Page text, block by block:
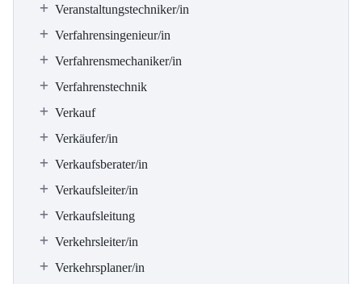
Veranstaltungstechniker/in
Verfahrensingenieur/in
Verfahrensmechaniker/in
Verfahrenstechnik
Verkauf
Verkäufer/in
Verkaufsberater/in
Verkaufsleiter/in
Verkaufsleitung
Verkehrsleiter/in
Verkehrsplaner/in